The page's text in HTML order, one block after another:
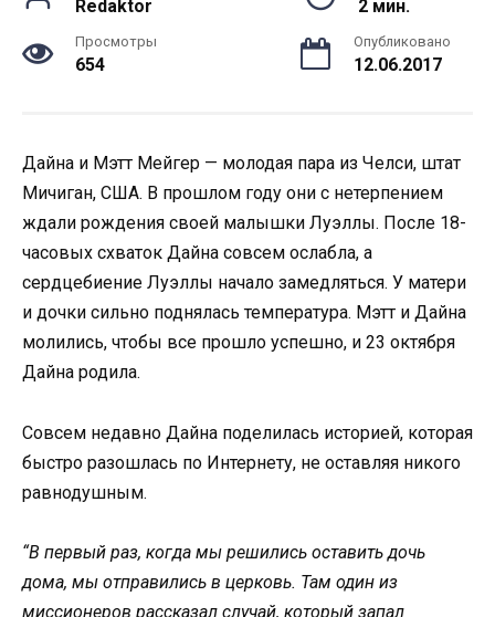
Redaktor 2 мин.
Просмотры
654
Опубликовано
12.06.2017
Дайна и Мэтт Мейгер — молодая пара из Челси, штат
Мичиган, США. В прошлом году они с нетерпением
ждали рождения своей малышки Луэллы. После 18-
часовых схваток Дайна совсем ослабла, а
сердцебиение Луэллы начало замедляться. У матери
и дочки сильно поднялась температура. Мэтт и Дайна
молились, чтобы все прошло успешно, и 23 октября
Дайна родила.
Совсем недавно Дайна поделилась историей, которая
быстро разошлась по Интернету, не оставляя никого
равнодушным.
“В первый раз, когда мы решились оставить дочь
дома, мы отправились в церковь. Там один из
миссионеров рассказал случай, который запал